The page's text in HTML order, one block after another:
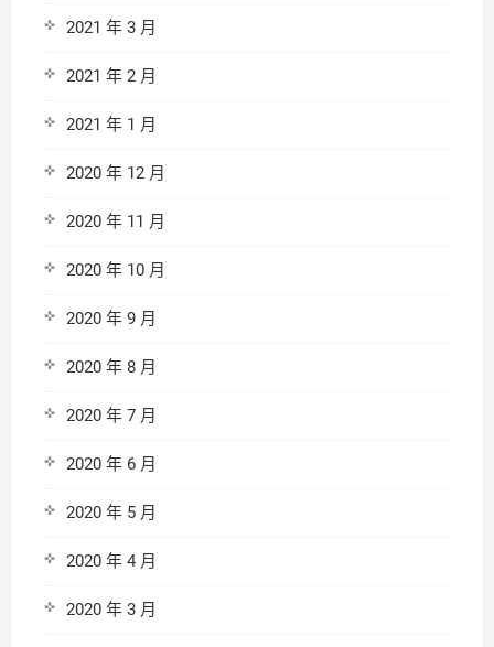
2021 年 3 月
2021 年 2 月
2021 年 1 月
2020 年 12 月
2020 年 11 月
2020 年 10 月
2020 年 9 月
2020 年 8 月
2020 年 7 月
2020 年 6 月
2020 年 5 月
2020 年 4 月
2020 年 3 月